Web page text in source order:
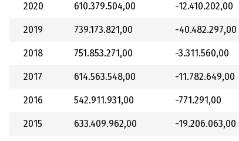
2020 610.379.504,00 -12.410.202,00
2019 739.173.821,00 -40.482.297,00
2018 751.853.271,00 -3.311.560,00
2017 614.563.548,00 -11.782.649,00
2016 542.911.931,00 -771.291,00
2015 633.409.962,00 -19.206.063,00